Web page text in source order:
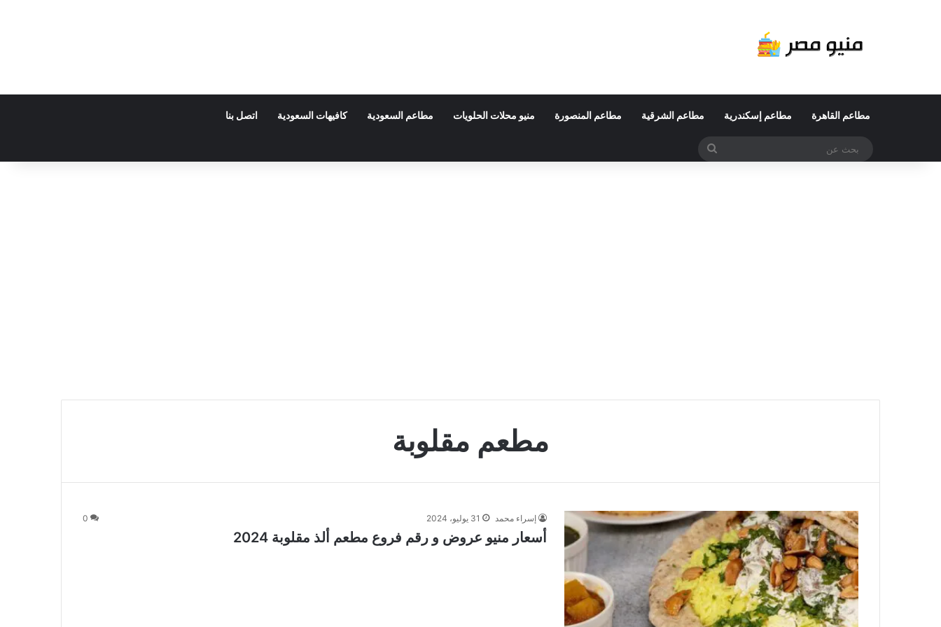
مطاعم القاهرة مطاعم إسكندرية مطاعم الشرقية مطاعم المنصورة منيو محلات الحلويات مطاعم السعودية كافيهات السعودية اتصل بنا
مطعم مقلوبة
إسراء محمد 31 يوليو، 2024 0
أسعار منيو عروض و رقم فروع مطعم ألذ مقلوبة 2024